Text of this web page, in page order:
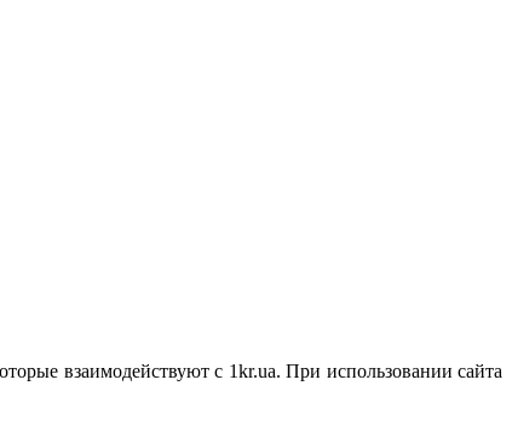
взаимодействуют с 1kr.ua. При использовании сайта